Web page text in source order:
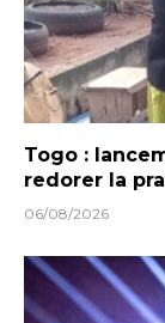
Togo :
redorer la
06/08/2026